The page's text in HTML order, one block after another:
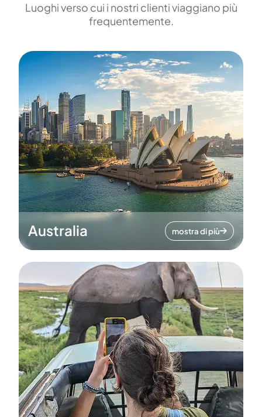
Luoghi verso cui i nostri clienti viaggiano più
frequentemente.
Australia mostra di più